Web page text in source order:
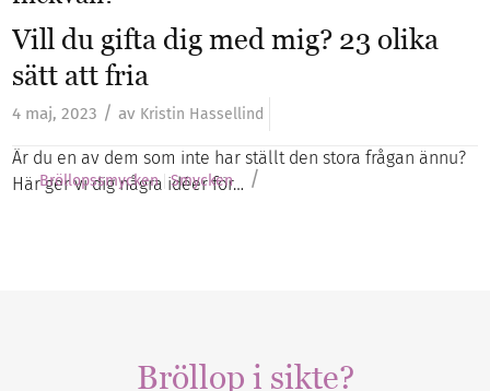
Vill du gifta dig med mig? 23 olika
sätt att fria
4 maj, 2023 / av Kristin Hassellind
Är du en av dem som inte har ställt den stora frågan ännu?
Här ger vi dig några idéer för…
Bröllopssmycken Smycken /
Bröllop i sikte?